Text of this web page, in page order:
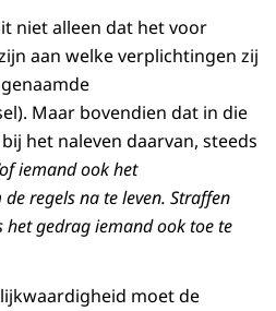
niet alleen dat het voor
aan welke verplichtingen zij
Maar bovendien dat in die
het naleven daarvan, steeds
iemand ook het
regels na te leven. Straffen
het gedrag iemand ook toe te
moet de